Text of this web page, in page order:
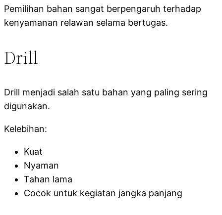
Pemilihan bahan sangat berpengaruh terhadap
kenyamanan relawan selama bertugas.
Drill
Drill menjadi salah satu bahan yang paling sering
digunakan.
Kelebihan:
Kuat
Nyaman
Tahan lama
Cocok untuk kegiatan jangka panjang